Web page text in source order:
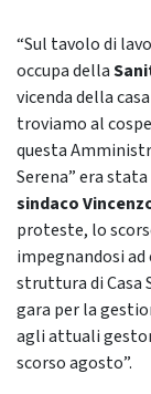
“Sul tavolo di
occupa della
vicenda della
troviamo al
questa
Serena” era
sindaco
proteste, lo
impegnandosi
struttura di Casa
gara per la
agli attuali
scorso agosto”.